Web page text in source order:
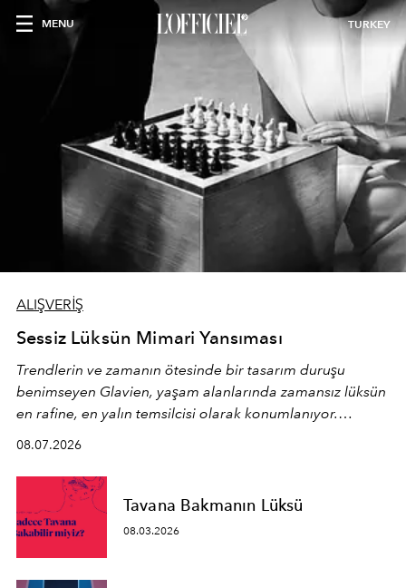
MENU TURKEY
ALIŞVERİŞ
Sessiz Lüksün Mimari Yansıması
Trendlerin ve zamanın ötesinde bir tasarım duruşu
benimseyen Glavien, yaşam alanlarında zamansız lüksün
en rafine, en yalın temsilcisi olarak konumlanıyor.
en yeni seçkisiyle bu imza felsefesini mekanlara taşıyor.
08.07.2026
Tavana Bakmanın Lüksü
08.03.2026